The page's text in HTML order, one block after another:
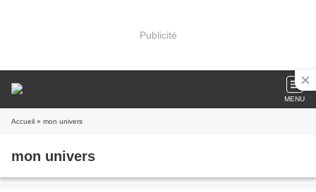
Publicité
MENU
Accueil » mon univers
mon univers